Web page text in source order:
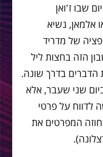
שבו ז'ואן
אלמאן, נשיא
יורו). האופציה של מדריד
הזה בחצות ליל
הדברים בדרך שונה.
שני שעבר, אלא
לדווח על פרטי
המפרטים את